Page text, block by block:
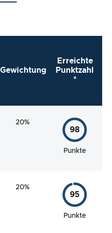
Gewichtung
Erreichte
Punktzahl
*
20%
98
Punkte
20%
95
Punkte